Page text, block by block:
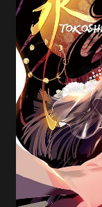
随
便